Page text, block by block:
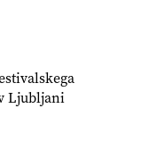
le količina
. VEČ
#blog
Ljubljani